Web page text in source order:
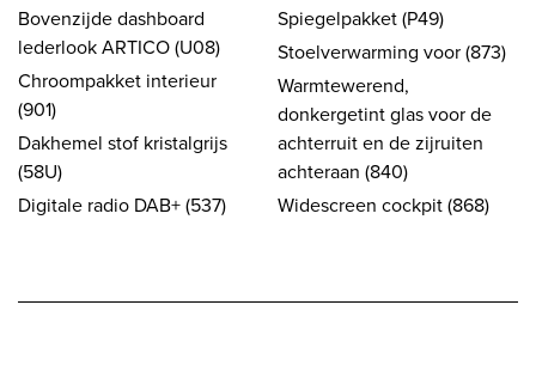
Bovenzijde dashboard
lederlook ARTICO (U08)
Chroompakket interieur
(901)
Dakhemel stof kristalgrijs
(58U)
Digitale radio DAB+ (537)
Spiegelpakket (P49)
Stoelverwarming voor (873)
Warmtewerend,
donkergetint glas voor de
achterruit en de zijruiten
achteraan (840)
Widescreen cockpit (868)